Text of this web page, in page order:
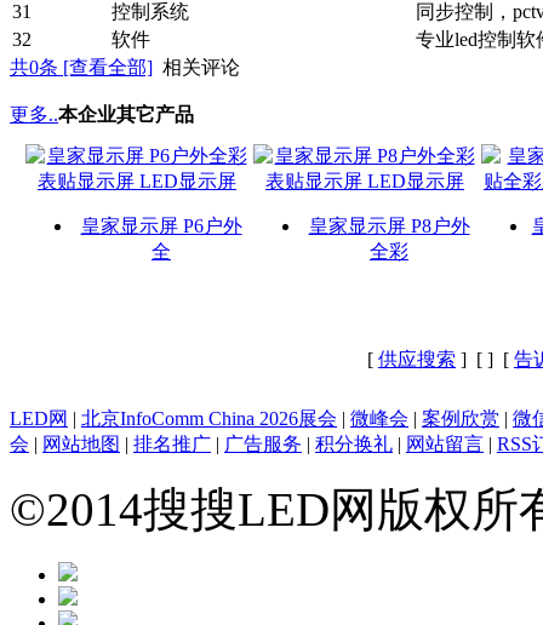
31
控制系统
同步控制，
32
软件
专业led控制
共0条 [查看全部] 相关评论
更多..本企业其它产品
皇家显示屏 P6户外
全
皇家显示屏 P8户外
全彩
[ 供应搜索 ] [ ] [ 告
LED网 北京InfoComm China 2026展会 微峰会 案例欣赏
微
会
网站地图 排名推广 广告服务 积分换礼 网站留言 RSS
©2014搜搜LED网版权